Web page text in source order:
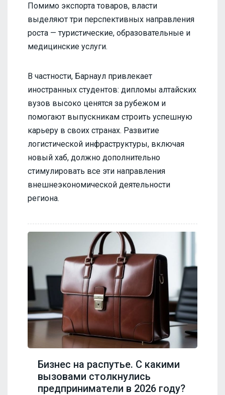
Помимо экспорта товаров, власти
выделяют три перспективных направления
роста — туристические, образовательные и
медицинские услуги.
В частности, Барнаул привлекает
иностранных студентов: дипломы алтайских
вузов высоко ценятся за рубежом и
помогают выпускникам строить успешную
карьеру в своих странах. Развитие
логистической инфраструктуры, включая
новый хаб, должно дополнительно
стимулировать все эти направления
внешнеэкономической деятельности
региона.
Бизнес на распутье. С какими
вызовами столкнулись
предприниматели в 2026 году?